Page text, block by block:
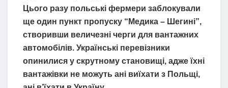
Цього разу польські фермери заблокували
ще один пункт пропуску “Медика – Шегині”,
створивши величезні черги для вантажних
автомобілів. Українські перевізники
опинилися у скрутному становищі, адже їхні
вантажівки не можуть ані виїхати з Польщі,